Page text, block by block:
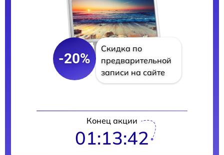
-20%
Скидка по
предварительной
записи на сайте
Конец акции
01:13:41